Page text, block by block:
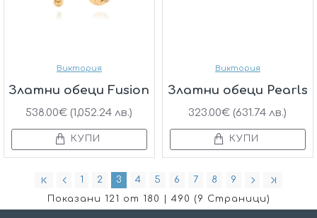
Виктория
Златни обеци Fusion
538.00€ (1,052.24 лв.)
КУПИ
Виктория
Златни обеци Pearls
323.00€ (631.74 лв.)
КУПИ
1 2 3 4 5 6 7 8
9
Показани 121 от 180 | 490 (9 Страници)